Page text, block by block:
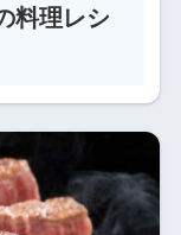
料理レシ